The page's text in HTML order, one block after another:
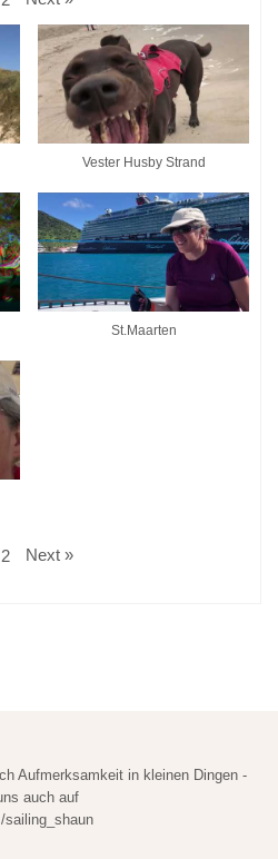
Vester Husby Strand
St.Maarten
2 Next »
Aufmerksamkeit in kleinen Dingen -
auch auf
sailing_shaun